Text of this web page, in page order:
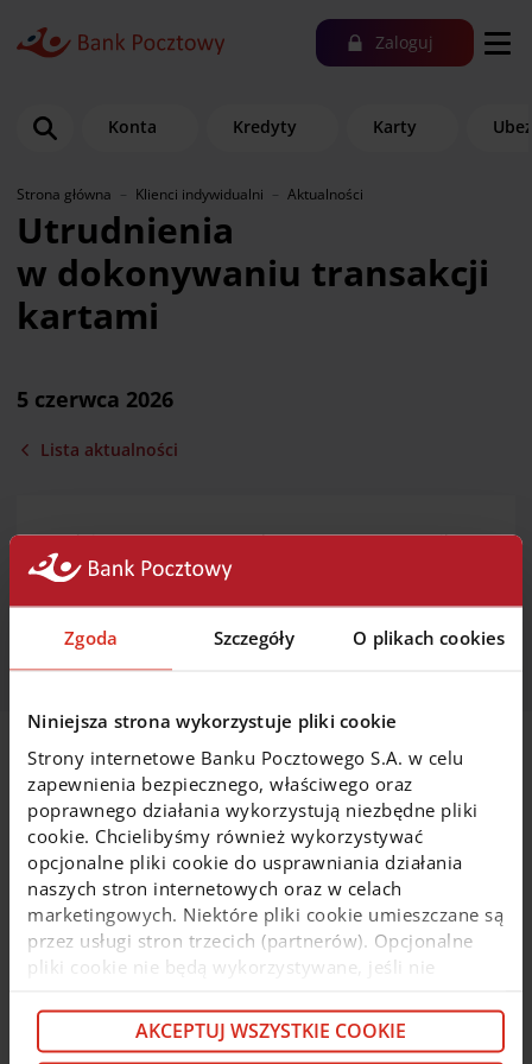
Zgoda Szczegóły O plikach cookies
Niniejsza strona wykorzystuje pliki cookie
Strony internetowe Banku Pocztowego S.A. w celu
zapewnienia bezpiecznego, właściwego oraz
poprawnego działania wykorzystują niezbędne pliki
cookie. Chcielibyśmy również wykorzystywać
opcjonalne pliki cookie do usprawniania działania
naszych stron internetowych oraz w celach
marketingowych. Niektóre pliki cookie umieszczane są
przez usługi stron trzecich (partnerów). Opcjonalne
pliki cookie nie będą wykorzystywane, jeśli nie
cookie i partnerach znajdziesz w kolejnych zakładkach
niniejszego komunikatu oraz wPolityce cookie. Jeśli
AKCEPTUJ WSZYSTKIE COOKIE
Zaloguj
Konta Kredyty Karty
Strona główna Klienci indywidualni Aktualności
Utrudnienia
w dokonywaniu transakcji
kartami
5 czerwca 2026
Lista aktualności
W dniu09.06.2026 r.w godz.00:00 - 02:00w wyniku
prac administracyjnych dostawcy, wystąpi brak
Na skróty
Wybierz konto osobiste
Weź pożyczkę lub kredyt
Kup ubezpieczenie Zacznij płacić BLIKIEM